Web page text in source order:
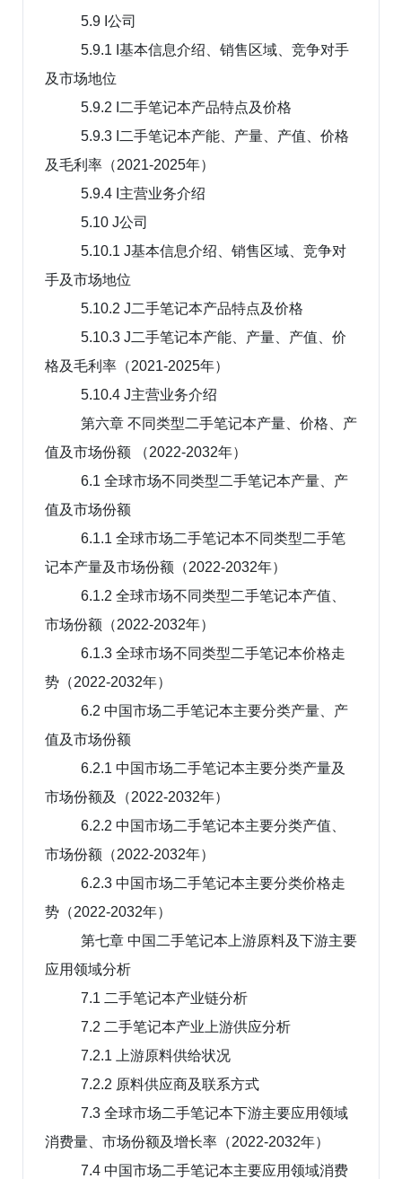
5.9 I公司
5.9.1 I基本信息介绍、销售区域、竞争对手
及市场地位
5.9.2 I二手笔记本产品特点及价格
5.9.3 I二手笔记本产能、产量、产值、价格
及毛利率（2021-2025年）
5.9.4 I主营业务介绍
5.10 J公司
5.10.1 J基本信息介绍、销售区域、竞争对
手及市场地位
5.10.2 J二手笔记本产品特点及价格
5.10.3 J二手笔记本产能、产量、产值、价
格及毛利率（2021-2025年）
5.10.4 J主营业务介绍
第六章 不同类型二手笔记本产量、价格、产
值及市场份额 （2022-2032年）
6.1 全球市场不同类型二手笔记本产量、产
值及市场份额
6.1.1 全球市场二手笔记本不同类型二手笔
记本产量及市场份额（2022-2032年）
6.1.2 全球市场不同类型二手笔记本产值、
市场份额（2022-2032年）
6.1.3 全球市场不同类型二手笔记本价格走
势（2022-2032年）
6.2 中国市场二手笔记本主要分类产量、产
值及市场份额
6.2.1 中国市场二手笔记本主要分类产量及
市场份额及（2022-2032年）
6.2.2 中国市场二手笔记本主要分类产值、
市场份额（2022-2032年）
6.2.3 中国市场二手笔记本主要分类价格走
势（2022-2032年）
第七章 中国二手笔记本上游原料及下游主要
应用领域分析
7.1 二手笔记本产业链分析
7.2 二手笔记本产业上游供应分析
7.2.1 上游原料供给状况
7.2.2 原料供应商及联系方式
7.3 全球市场二手笔记本下游主要应用领域
消费量、市场份额及增长率（2022-2032年）
7.4 中国市场二手笔记本主要应用领域消费